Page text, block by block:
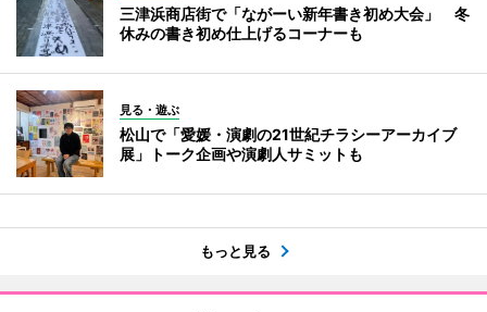
三津浜商店街で「ながーい新年書き初め大会」 冬
休みの書き初め仕上げるコーナーも
見る・遊ぶ
松山で「愛媛・演劇の21世紀チラシーアーカイブ
展」トーク企画や演劇人サミットも
もっと見る